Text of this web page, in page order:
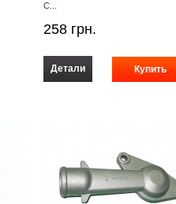
С...
258 грн.
Детали